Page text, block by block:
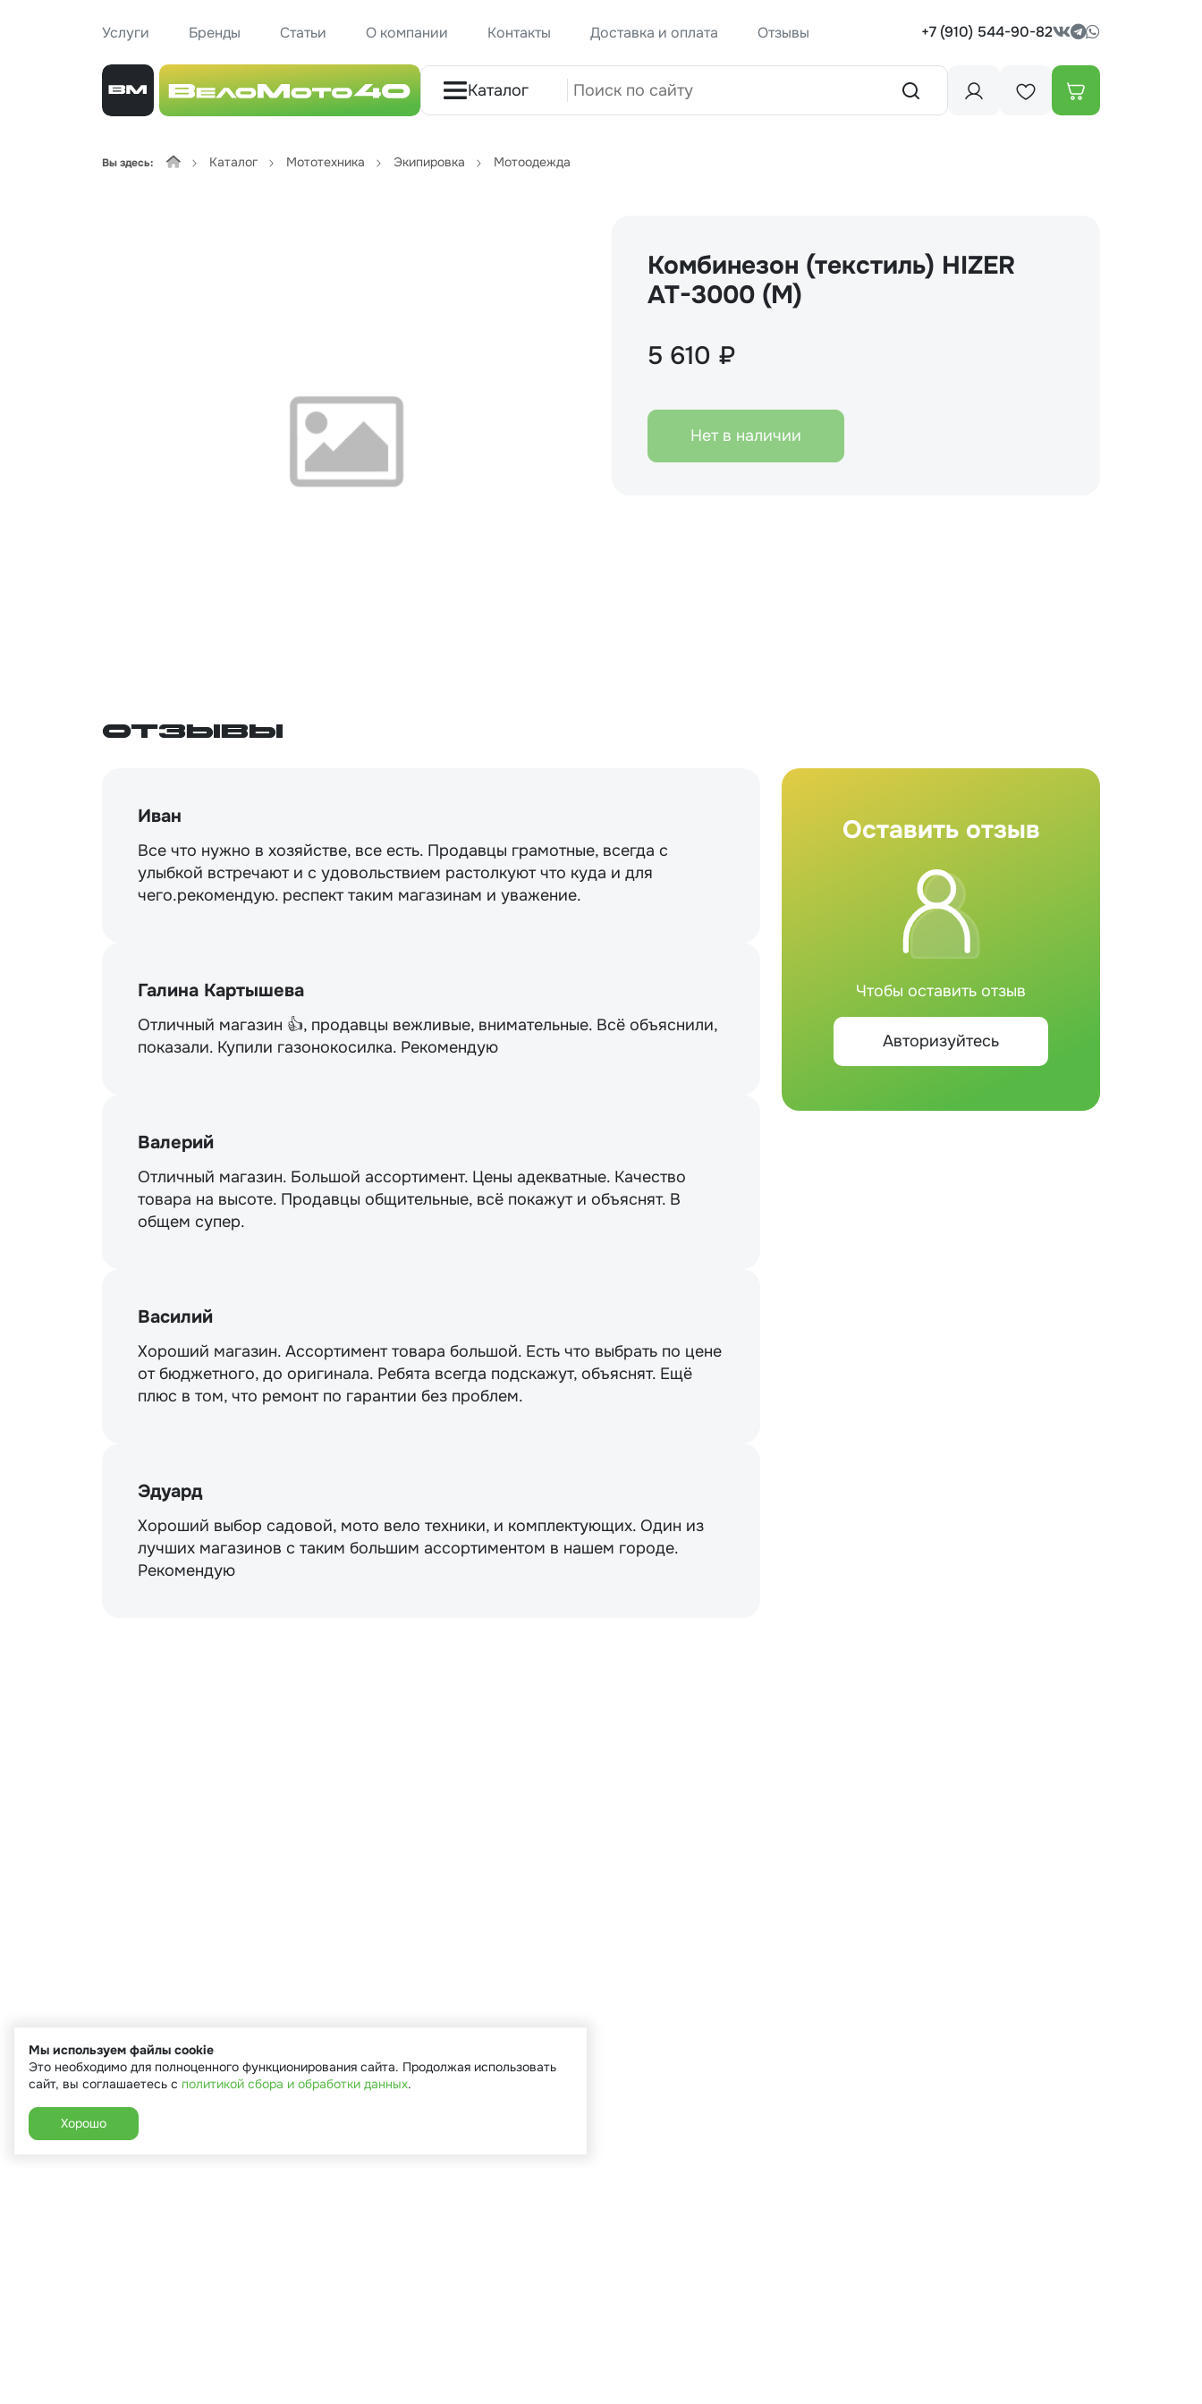
Услуги Бренды Статьи О компании Контакты Доставка и оплата Отзывы +7 (910) 544-90-82
Каталог
Вы здесь: Каталог Мототехника Экипировка Мотоодежда
Комбинезон (текстиль) HIZER
AT-3000 (M)
5 610 ₽
Нет в наличии
Отзывы
Иван
Все что нужно в хозяйстве, все есть. Продавцы грамотные, всегда с
улыбкой встречают и с удовольствием растолкуют что куда и для
чего.рекомендую. респект таким магазинам и уважение.
Галина Картышева
Отличный магазин 👍, продавцы вежливые, внимательные. Всё объяснили,
показали. Купили газонокосилка. Рекомендую
Валерий
Отличный магазин. Большой ассортимент. Цены адекватные. Качество
товара на высоте. Продавцы общительные, всё покажут и объяснят. В
общем супер.
Василий
Хороший магазин. Ассортимент товара большой. Есть что выбрать по цене
от бюджетного, до оригинала. Ребята всегда подскажут, объяснят. Ещё
плюс в том, что ремонт по гарантии без проблем.
Эдуард
Хороший выбор садовой, мото вело техники, и комплектующих. Один из
лучших магазинов с таким большим ассортиментом в нашем городе.
Рекомендую
Оставить отзыв
Чтобы оставить отзыв
Авторизуйтесь
Мы используем файлы cookie
Это необходимо для полноценного функционирования сайта. Продолжая использовать
сайт, вы соглашаетесь с политикой сбора и обработки данных.
Хорошо